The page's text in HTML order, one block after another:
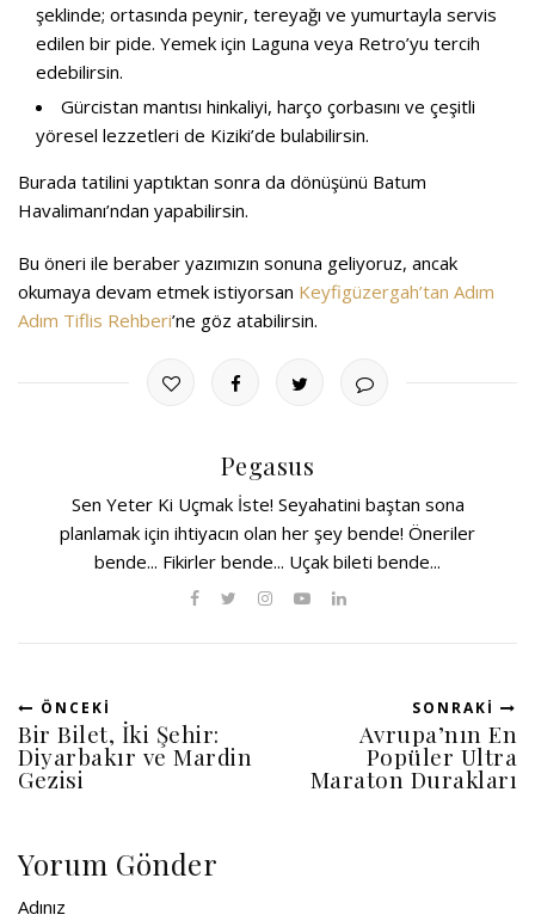
şeklinde; ortasında peynir, tereyağı ve yumurtayla servis
edilen bir pide. Yemek için Laguna veya Retro’yu tercih
edebilirsin.
Gürcistan mantısı hinkaliyi, harço çorbasını ve çeşitli
yöresel lezzetleri de Kiziki’de bulabilirsin.
Burada tatilini yaptıktan sonra da dönüşünü Batum
Havalimanı’ndan yapabilirsin.
Bu öneri ile beraber yazımızın sonuna geliyoruz, ancak
okumaya devam etmek istiyorsan Keyfigüzergah’tan Adım
Adım Tiflis Rehberi’ne göz atabilirsin.
Pegasus
Sen Yeter Ki Uçmak İste! Seyahatini baştan sona
planlamak için ihtiyacın olan her şey bende! Öneriler
bende... Fikirler bende... Uçak bileti bende...
ÖNCEKI
Bir Bilet, İki Şehir:
Diyarbakır ve Mardin
Gezisi
SONRAKI
Avrupa’nın En
Popüler Ultra
Maraton Durakları
Yorum Gönder
Adınız